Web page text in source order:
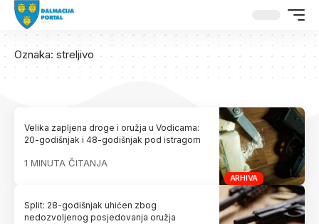
Oznaka: streljivo
ARHIVA
Velika zapljena droge i oružja u Vodicama:
20-godišnjak i 48-godišnjak pod istragom
1 MINUTA ČITANJA
Split: 28-godišnjak uhićen zbog
nedozvoljenog posjedovanja oružja